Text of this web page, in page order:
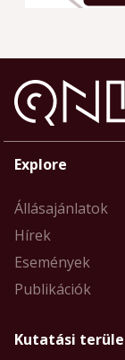
Explore
Állásajánlatok
Hírek
Események
Publikációk
Kutatási